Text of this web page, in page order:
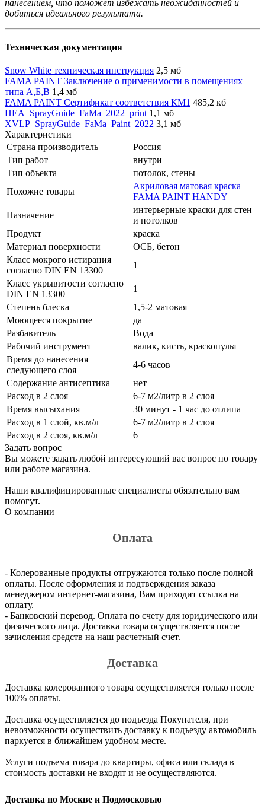
нанесением, что поможет избежать неожиданностей и
добиться идеального результата.
Техническая документация
Snow White техническая инструкция 2,5 мб
FAMA PAINT Заключение о применимости в помещениях
типа А,Б,В 1,4 мб
FAMA PAINT Сертификат соответствия КМ1 485,2 кб
HEA_SprayGuide_FaMa_2022_print 1,1 мб
XVLP_SprayGuide_FaMa_Paint_2022 3,1 мб
Характеристики
Страна производитель
Россия
Тип работ
внутри
Тип объекта
потолок, стены
Похожие товары
Акриловая матовая краска
FAMA PAINT HANDY
Назначение
интерьерные краски для стен
и потолков
Продукт
краска
Материал поверхности
ОСБ, бетон
Класс мокрого истирания
согласно DIN EN 13300
1
Класс укрывитости согласно
DIN EN 13300
1
Степень блеска
1,5-2 матовая
Моющееся покрытие
да
Разбавитель
Вода
Рабочий инструмент
валик, кисть, краскопульт
Время до нанесения
следующего слоя
4-6 часов
Содержание антисептика
нет
Расход в 2 слоя
6-7 м2/литр в 2 слоя
Время высыхания
30 минут - 1 час до отлипа
Расход в 1 слой, кв.м/л
6-7 м2/литр в 2 слоя
Расход в 2 слоя, кв.м/л
6
Задать вопрос
Вы можете задать любой интересующий вас вопрос по товару
или работе магазина.
Наши квалифицированные специалисты обязательно вам
помогут.
О компании
Оплата
- Колерованные продукты отгружаются только после полной
оплаты. После оформления и подтверждения заказа
менеджером интернет-магазина, Вам приходит ссылка на
оплату.
- Банковский перевод. Оплата по счету для юридического или
физического лица. Доставка товара осуществляется после
зачисления средств на наш расчетный счет.
Доставка
Доставка колерованного товара осуществляется только после
100% оплаты.
Доставка осуществляется до подъезда Покупателя, при
невозможности осуществить доставку к подъезду автомобиль
паркуется в ближайшем удобном месте.
Услуги подъема товара до квартиры, офиса или склада в
стоимость доставки не входят и не осуществляются.
Доставка по Москве и Подмосковью